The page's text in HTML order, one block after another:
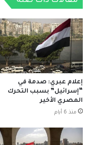
إعلام عبري: صدمة في
“إسرائيل” بسبب التحرك
المصري الأخير
منذ 6 أيام